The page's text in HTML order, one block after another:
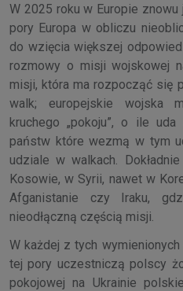
W 2025 roku w Europie
pory Europa w obliczu
do wzięcia większej
rozmowy o misji wojskowej
misji, która ma rozpocząć się
walk; europejskie wojska
kruchego „pokoju”, o ile
państw które wezmą w tym
udziale w walkach.
Kosowie, w Syrii, nawet w
Afganistanie czy Iraku,
nieodłączną częścią misji.
W każdej z tych
tej pory uczestniczą polscy
pokojowej na Ukrainie